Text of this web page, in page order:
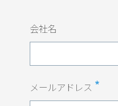
会社名
メールアドレス